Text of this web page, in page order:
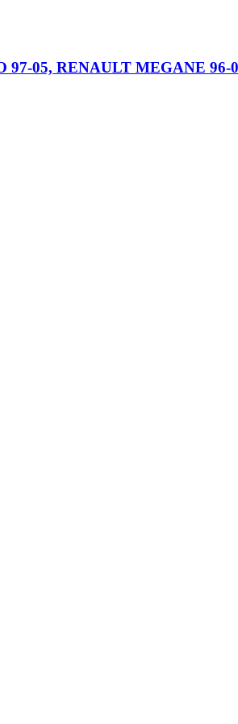
97-05, RENAULT MEGANE